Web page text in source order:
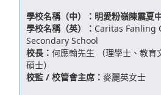
學校名稱（中）： 明愛粉嶺陳震夏
學校名稱（英）： Caritas Fanling
Secondary School
校長： 何應翰先生 （理學士、教育
碩士）
校監 / 校管會主席： 麥麗英女士